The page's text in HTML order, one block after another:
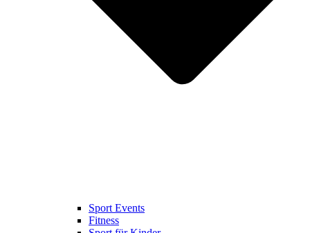
Sport Events
Fitness